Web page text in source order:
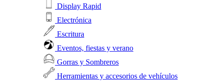
Display Rapid
Electrónica
Escritura
Eventos, fiestas y verano
Gorras y Sombreros
Herramientas y accesorios de vehículos